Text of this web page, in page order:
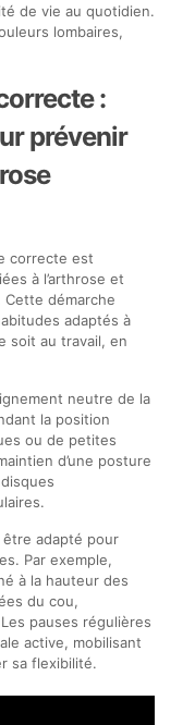
de vie au quotidien.
lombaires,
:
prévenir
correcte est
à l’arthrose et
démarche
adaptés à
soit au travail, en
neutre de la
la position
ou de petites
d’une posture
être adapté pour
Par exemple,
à la hauteur des
du cou,
pauses régulières
active, mobilisant
sa flexibilité.